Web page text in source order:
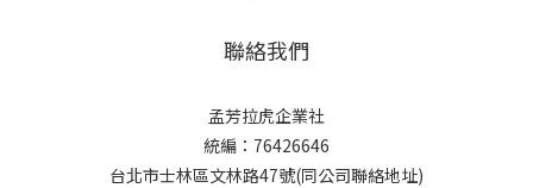
聯絡我們
孟芳拉虎企業社
統編：76426646
台北市士林區文林路47號(同公司聯絡地址)